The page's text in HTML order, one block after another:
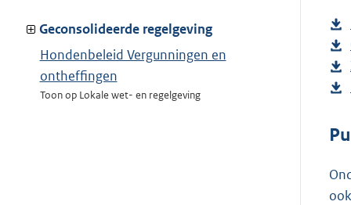
Geconsolideerde regelgeving
Hondenbeleid Vergunningen en
ontheffingen
Toon op Lokale wet- en regelgeving